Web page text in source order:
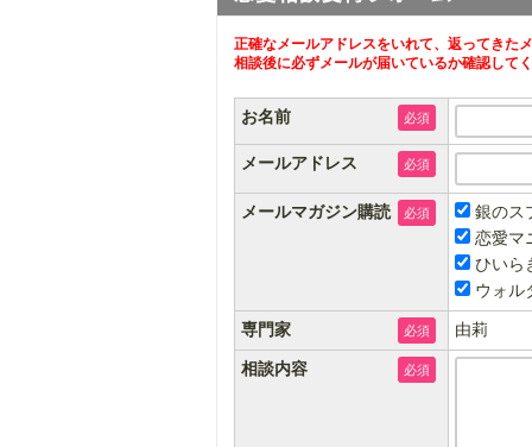
正確なメールアドレスをいれて、返ってきた
相談後に必ずメールが届いているか確認してく
お名前 必須
メールアドレス 必須
メールマガジン購読 必須
銀のス
恋愛マ
ひいら
ウォル
専門家 必須 由莉
相談内容 必須